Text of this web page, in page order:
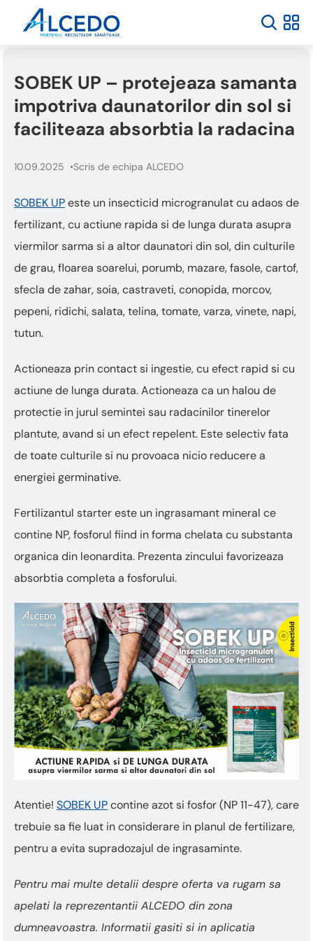
SOBEK UP – protejeaza samanta
impotriva daunatorilor din sol si
faciliteaza absorbtia la radacina
10.09.2025 Scris de echipa ALCEDO
SOBEK UPeste un insecticid microgranulat cu adaos de
fertilizant, cu actiune rapida si de lunga durata asupra
viermilor sarma si a altor daunatori din sol, din culturile
de grau, floarea soarelui, porumb, mazare, fasole, cartof,
sfecla de zahar, soia, castraveti, conopida, morcov,
pepeni, ridichi, salata, telina, tomate, varza, vinete, napi,
tutun.
Actioneaza prin contact si ingestie, cu efect rapid si cu
actiune de lunga durata. Actioneaza ca un halou de
protectie in jurul semintei sau radacinilor tinerelor
plantute, avand si un efect repelent. Este selectiv fata
de toate culturile si nu provoaca nicio reducere a
energiei germinative.
Fertilizantul starter este un ingrasamant mineral ce
contine NP, fosforul fiind in forma chelata cu substanta
organica din leonardita. Prezenta zincului favorizeaza
absorbtia completa a fosforului.
Atentie! SOBEK UPcontine azot si fosfor (NP 11-47), care
trebuie sa fie luat in considerare in planul de fertilizare,
pentru a evita supradozajul de ingrasaminte.
Pentru mai multe detalii despre oferta va rugam sa
apelati la reprezentantii ALCEDO din zona
dumneavoastra. Informatii gasiti si in aplicatia